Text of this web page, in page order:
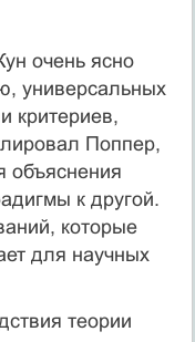
очень ясно
универсальных
критериев,
Поппер,
объяснения
к другой.
которые
для научных
теории